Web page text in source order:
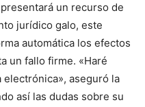
un recurso de
jurídico galo, este
automática los efectos
un fallo firme. «Haré
electrónica», aseguró la
así las dudas sobre su